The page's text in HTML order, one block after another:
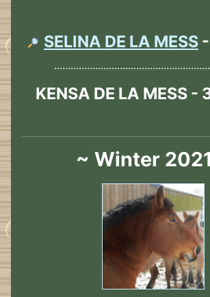
SELINA DE LA MESS
KENSA DE LA MESS -
~ Winter